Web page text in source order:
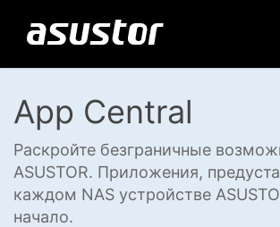
App Central
Раскройте безграничные
ASUSTOR. Приложения,
каждом NAS устройстве
начало.